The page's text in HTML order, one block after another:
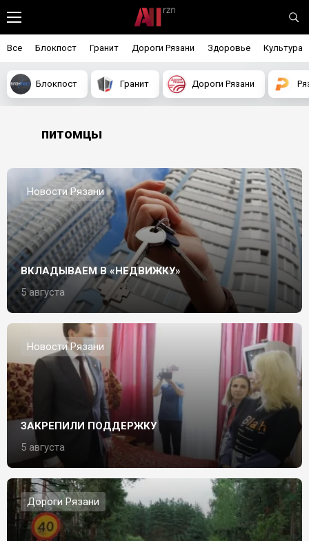
Все Блокпост Гранит Дороги Рязани Здоровье Культура
Блокпост Гранит Дороги Рязани
питомцы
Новости Рязани
ВКЛАДЫВАЕМ В «НЕДВИЖКУ»
5 августа
Новости Рязани
ЗАКРЕПИЛИ ПОДДЕРЖКУ
5 августа
Дороги Рязани